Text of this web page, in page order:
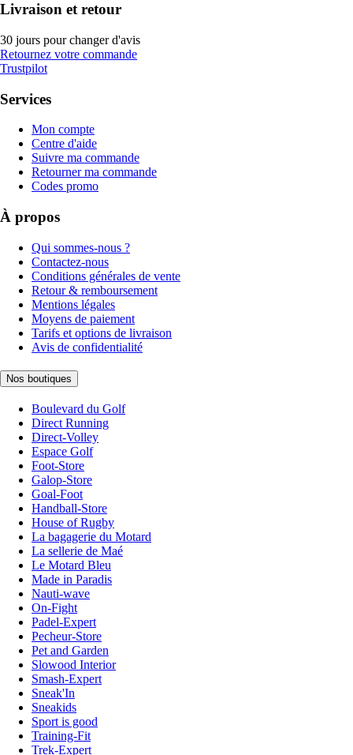
Livraison et retour
30 jours pour changer d'avis
Retournez votre commande
Trustpilot
Services
Mon compte
Centre d'aide
Suivre ma commande
Retourner ma commande
Codes promo
À propos
Qui sommes-nous ?
Contactez-nous
Conditions générales de vente
Retour & remboursement
Mentions légales
Moyens de paiement
Tarifs et options de livraison
Avis de confidentialité
Nos boutiques
Boulevard du Golf
Direct Running
Direct-Volley
Espace Golf
Foot-Store
Galop-Store
Goal-Foot
Handball-Store
House of Rugby
La bagagerie du Motard
La sellerie de Maé
Le Motard Bleu
Made in Paradis
Nauti-wave
On-Fight
Padel-Expert
Pecheur-Store
Pet and Garden
Slowood Interior
Smash-Expert
Sneak'In
Sneakids
Sport is good
Training-Fit
Trek-Expert